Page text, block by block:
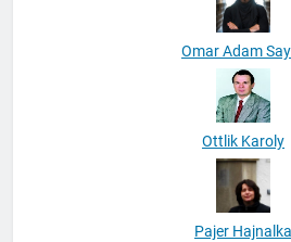
Omar Adam
Ottlik Karoly
Pajer Hajnalka